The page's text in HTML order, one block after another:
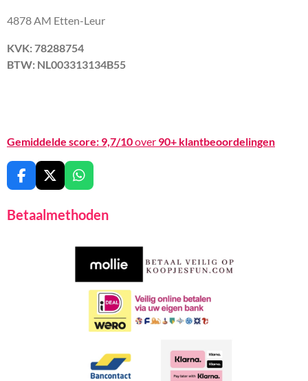
4878 AM Etten-Leur
KVK: 78288754
BTW: NL003313134B55
Gemiddelde score: 9,7/10over 90+ klantbeoordelingen
F
a
c
e
X
W
h
t
A
Betaalmethoden